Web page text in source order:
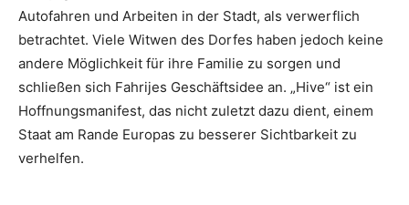
Autofahren und Arbeiten in der Stadt, als verwerflich
betrachtet. Viele Witwen des Dorfes haben jedoch keine
andere Möglichkeit für ihre Familie zu sorgen und
schließen sich Fahrijes Geschäftsidee an. „Hive“ ist ein
Hoffnungsmanifest, das nicht zuletzt dazu dient, einem
Staat am Rande Europas zu besserer Sichtbarkeit zu
verhelfen.